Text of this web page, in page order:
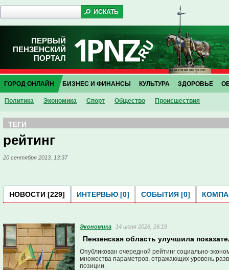
ПЕРВЫЙ
ПЕНЗЕНСКИЙ
ПОРТАЛ
ГОРОД ОНЛАЙН
Политика Экономика Спорт Общество Проиcшествия
БИЗНЕС И ФИНАНСЫ КУЛЬТУРА ЗДОРОВЬЕ
ТЕГИ
рейтинг
20 сентября 2013, 13:37
НОВОСТИ [229] ИНТЕРВЬЮ [0] СОБЫТИЯ [0]
Экономика 14 июня 2026, 16:19
Пензенская область улучшила
Опубликован очередной рейтинг социально-
множества параметров, отражающих уровень
позиции.